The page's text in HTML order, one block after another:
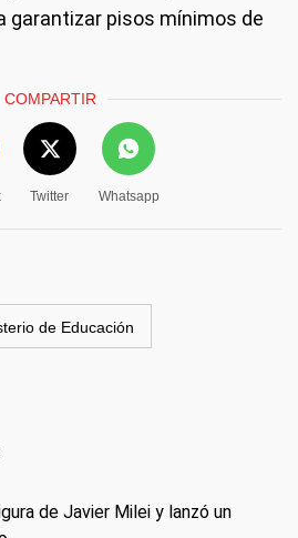
garantizar pisos mínimos de
COMPARTIR
Twitter Whatsapp
de Educación
de Javier Milei y lanzó un